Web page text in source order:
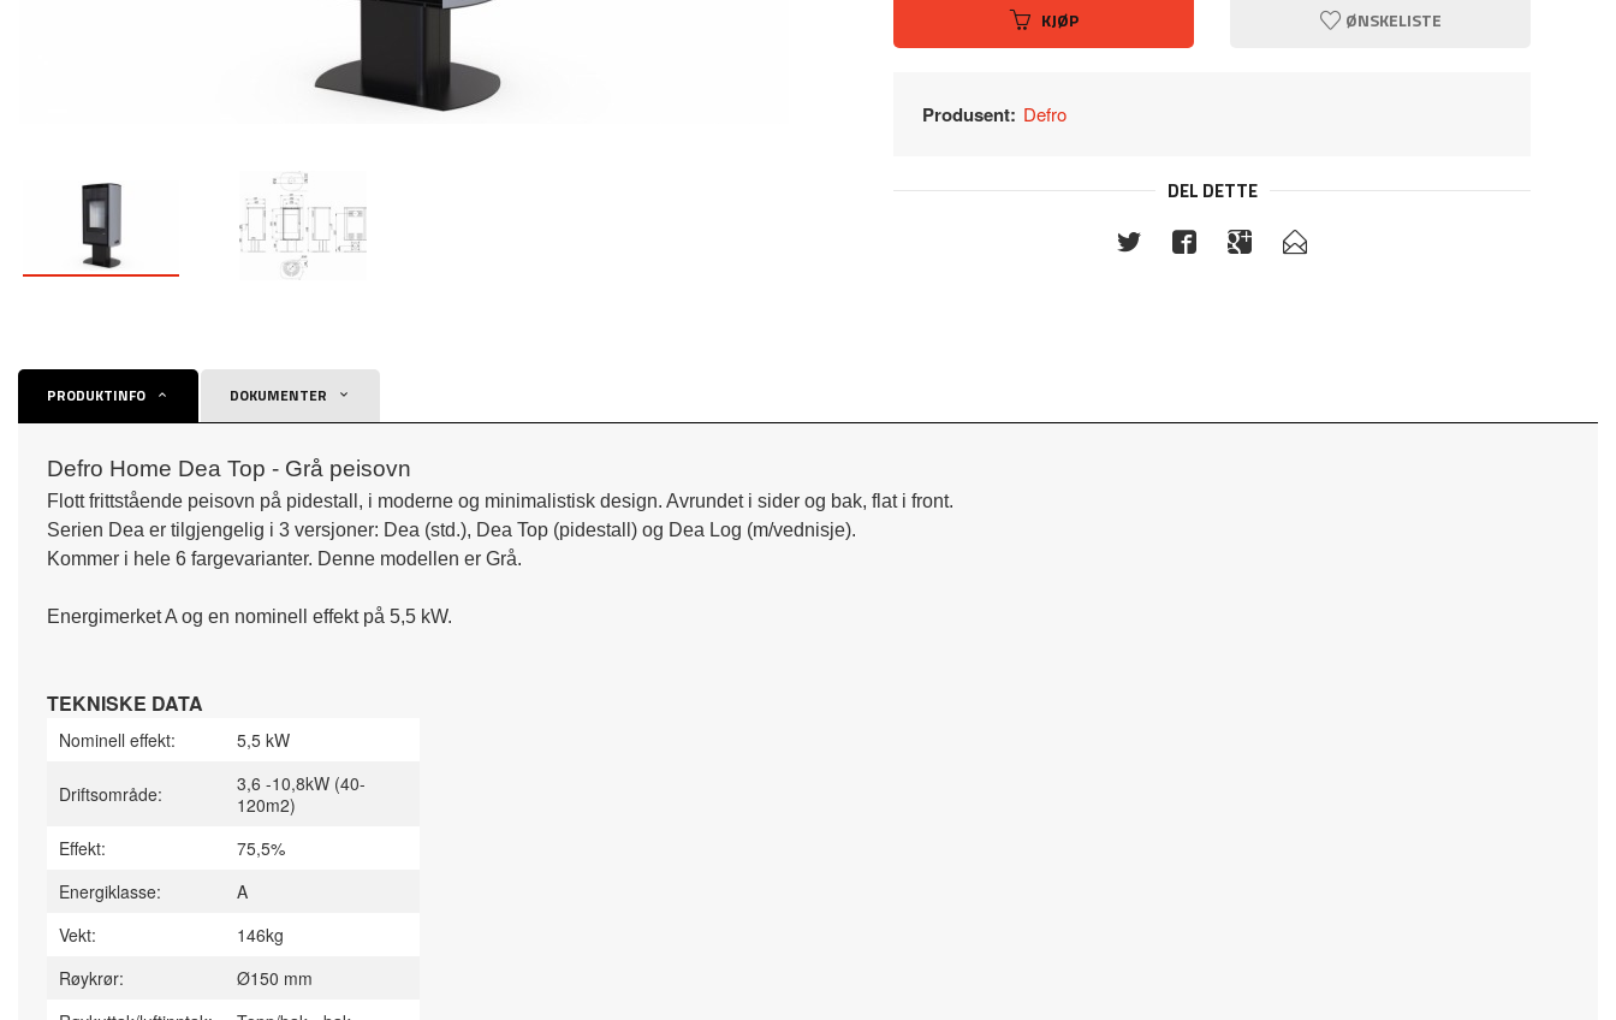
KJØP ØNSKELISTE
Produsent: Defro
DEL DETTE
PRODUKTINFO DOKUMENTER
Defro Home Dea Top - Grå peisovn
Flott frittstående peisovn på pidestall, i moderne og minimalistisk design. Avrundet i sider og bak, flat i front.
Serien Dea er tilgjengelig i 3 versjoner: Dea (std.), Dea Top (pidestall) og Dea Log (m/vednisje).
Kommer i hele 6 fargevarianter. Denne modellen er Grå.
Energimerket A og en nominell effekt på 5,5 kW.
TEKNISKE DATA
Nominell effekt: 5,5 kW
Driftsområde:
3,6 -10,8kW (40-
120m2)
Effekt:
75,5%
Energiklasse:
A
Vekt:
146kg
Røykrør:
Ø150 mm